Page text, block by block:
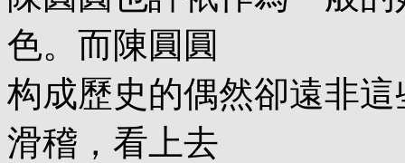
色。而陳圓圓
构成歷史的偶然卻遠非
滑稽，看上去